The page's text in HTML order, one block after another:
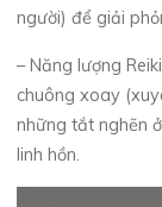
người) để giải
– Năng lượng
chuông xoay
những tắt nghẽn
linh hồn.